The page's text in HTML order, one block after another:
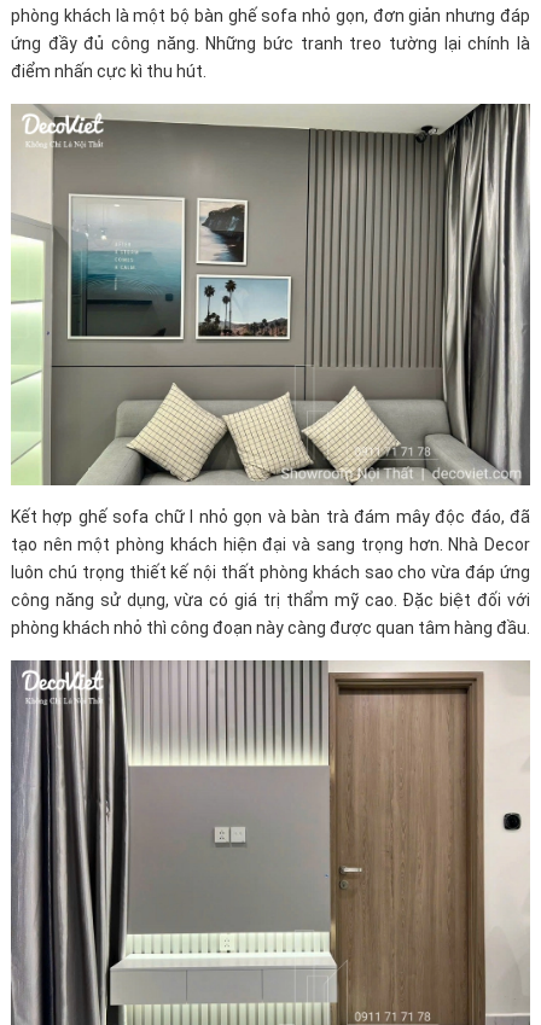
phòng khách là một bộ bàn ghế sofa nhỏ gọn, đơn giản nhưng đáp
ứng đầy đủ công năng. Những bức tranh treo tường lại chính là
điểm nhấn cực kì thu hút.
Kết hợp ghế sofa chữ I nhỏ gọn và bàn trà đám mây độc đáo, đã
tạo nên một phòng khách hiện đại và sang trọng hơn. Nhà Decor
luôn chú trọng thiết kế nội thất phòng khách sao cho vừa đáp ứng
công năng sử dụng, vừa có giá trị thẩm mỹ cao. Đặc biệt đối với
phòng khách nhỏ thì công đoạn này càng được quan tâm hàng đầu.